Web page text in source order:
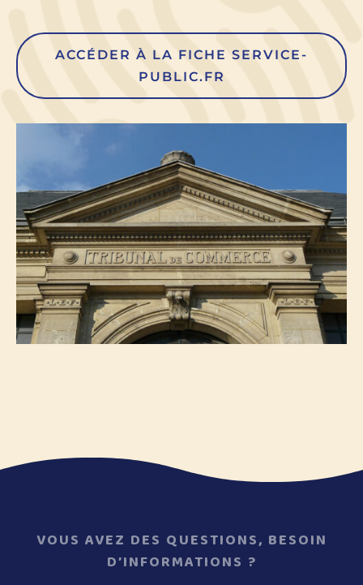
ACCÉDER À LA FICHE SERVICE-
PUBLIC.FR
VOUS AVEZ DES QUESTIONS, BESOIN
D’INFORMATIONS ?